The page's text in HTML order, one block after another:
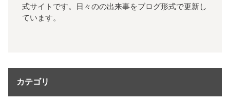
式サイトです。日々のの出来事をブログ形式で更新し
ています。
カテゴリ